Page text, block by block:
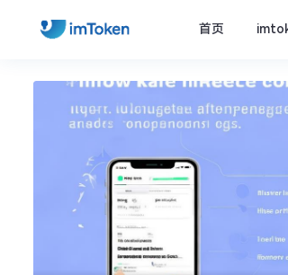
首页